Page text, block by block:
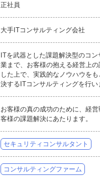
正社員
大手ITコンサルティング会社
ITを武器とした課題解決型のコ
業まで、お客様の抱える経営上
した上で、実践的なノウハウを
決するITコンサルティングを行い
お客様の真の成功のために、経
客様の課題解決にあたります。
セキュリティコンサルタント
コンサルティングファーム